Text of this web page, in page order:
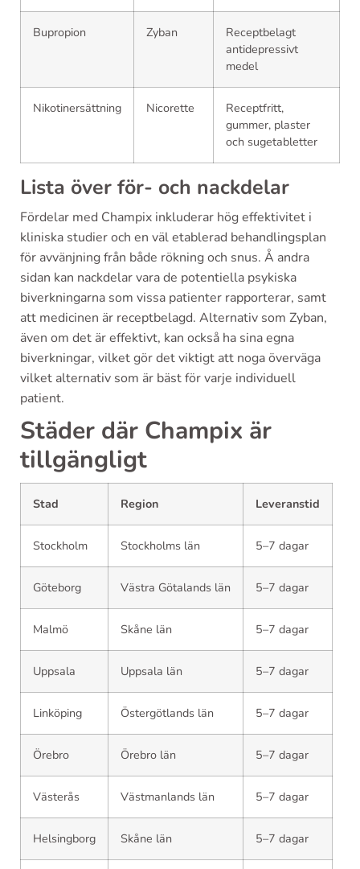
Bupropion Zyban
Receptbelagt
antidepressivt
medel
Nikotinersättning Nicorette
Receptfritt,
gummer, plaster
och sugetabletter
Lista över för- och nackdelar
Fördelar med Champix inkluderar hög effektivitet i
kliniska studier och en väl etablerad behandlingsplan
för avvänjning från både rökning och snus. Å andra
sidan kan nackdelar vara de potentiella psykiska
biverkningarna som vissa patienter rapporterar, samt
att medicinen är receptbelagd. Alternativ som Zyban,
även om det är effektivt, kan också ha sina egna
biverkningar, vilket gör det viktigt att noga överväga
vilket alternativ som är bäst för varje individuell
patient.
Städer där Champix är
tillgängligt
Stad Region Leveranstid
Stockholm Stockholms län 5–7 dagar
Göteborg Västra Götalands län 5–7 dagar
Malmö Skåne län 5–7 dagar
Uppsala Uppsala län 5–7 dagar
Linköping Östergötlands län 5–7 dagar
Örebro Örebro län 5–7 dagar
Västerås Västmanlands län 5–7 dagar
Helsingborg Skåne län 5–7 dagar